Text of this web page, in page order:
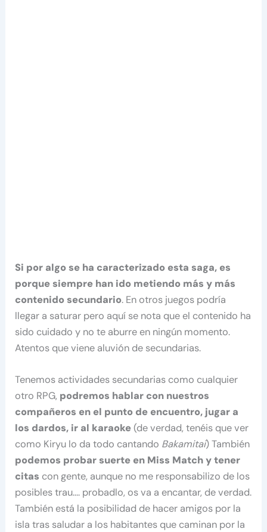
Si por algo se ha caracterizado esta saga, es
porque siempre han ido metiendo más y más
contenido secundario. En otros juegos podría
llegar a saturar pero aquí se nota que el contenido ha
sido cuidado y no te aburre en ningún momento.
Atentos que viene aluvión de secundarias.
Tenemos actividades secundarias como cualquier
otro RPG, podremos hablar con nuestros
compañeros en el punto de encuentro, jugar a
los dardos, ir al karaoke(de verdad, tenéis que ver
como Kiryu lo da todo cantando Bakamitai) También
podemos probar suerte en Miss Match y tener
citas con gente, aunque no me responsabilizo de los
posibles trau…. probadlo, os va a encantar, de verdad.
También está la posibilidad de hacer amigos por la
isla tras saludar a los habitantes que caminan por la